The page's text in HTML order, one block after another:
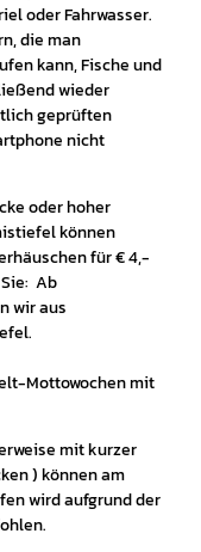
oder Fahrwasser.
die man
kann, Fische und
wieder
geprüften
nicht
oder hoher
können
für € 4,-
Ab
wir aus
Mottowochen mit
mit kurzer
) können am
wird aufgrund der